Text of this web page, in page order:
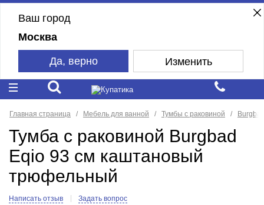
Ваш город
Москва
Да, верно Изменить
Главная страница Мебель для ванной Тумбы с раковиной
Тумба с раковиной Burgbad
Eqio 93 см каштановый
трюфельный
Написать отзыв Задать вопрос